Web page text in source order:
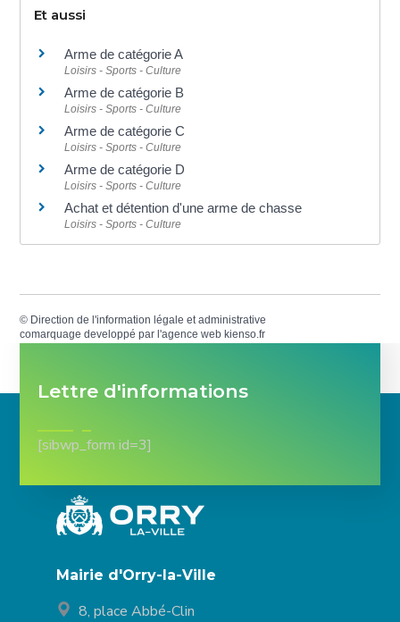
Et aussi
Arme de catégorie A
Loisirs - Sports - Culture
Arme de catégorie B
Loisirs - Sports - Culture
Arme de catégorie C
Loisirs - Sports - Culture
Arme de catégorie D
Loisirs - Sports - Culture
Achat et détention d'une arme de chasse
Loisirs - Sports - Culture
© Direction de l'information légale et administrative
comarquage developpé par l'agence web kienso.fr
Lettre d'informations
[sibwp_form id=3]
Mairie d'Orry-la-Ville
8, place Abbé-Clin